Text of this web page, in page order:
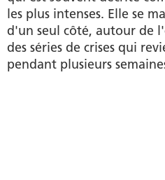
les plus intenses. Elle se
d'un seul côté, autour de
des séries de crises qui
pendant plusieurs